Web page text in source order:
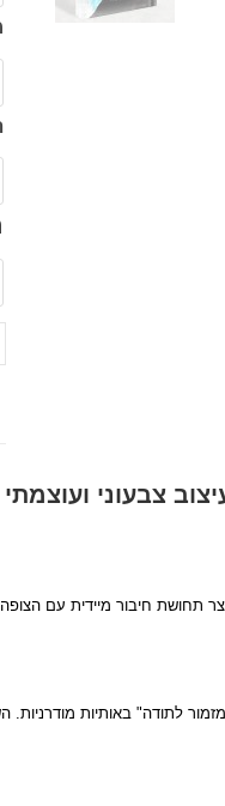
צבעוני ועוצמתי
תחושת חיבור מיידית עם
באותיות מודרניות.